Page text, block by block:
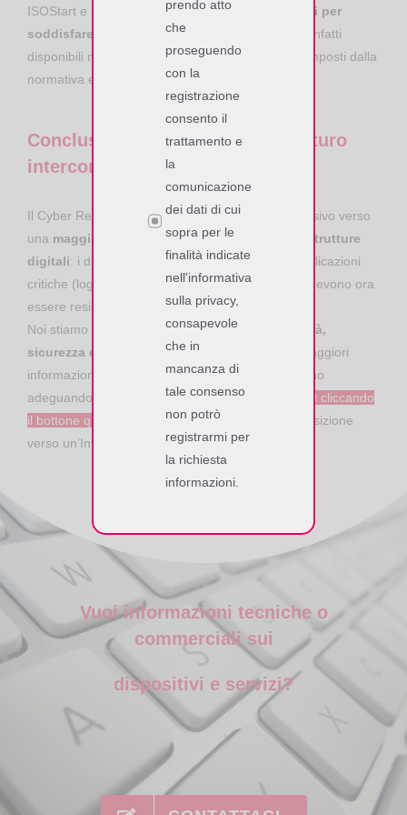
ISOStart e i nostri SDK, sono già stati aggiornati per
soddisfare i nuovi requisiti di sicurezza
: sono infatti
disponibili nuove versioni compatibili con i criteri imposti dalla
normativa europea.
Conclusioni: più sicurezza nel futuro
interconnesso
Il Cyber Resilience Act rappresenta un passo decisivo verso
una maggiore protezione dei dati e delle infrastrutture
digitali: i dispositivi RFID, spesso impiegati in applicazioni
critiche (logistica, controllo accessi, produzione), devono ora
essere resilienti, aggiornabili e sicuri.
Noi stiamo già lavorando pergarantire conformità,
sicurezza e continuità operativa
: se desideri maggiori
informazioni su come i nostri sistemi RFID si stanno
adeguando alla normativa europea,CONTATTACI cliccando
il bottone qui sotto,
ti supporteremo in questa transizione
verso un’Internet of Things più sicura.
Vuoi informazioni tecniche o
commerciali sui
dispositivi e servizi?
prendo atto
che
proseguendo
con la
registrazione
consento il
trattamento e
la
comunicazione
dei dati di cui
sopra per le
finalità indicate
nell'informativa
sulla privacy,
consapevole
che in
mancanza di
tale consenso
non potrò
registrarmi per
la richiesta
informazioni.